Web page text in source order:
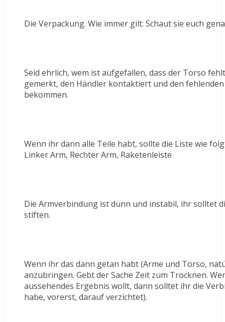
Die Verpackung. Wie immer gilt: Schaut sie euch
Seid ehrlich, wem ist aufgefallen, dass der Torso
gemerkt, den Händler kontaktiert und den
bekommen.
Wenn ihr dann alle Teile habt, sollte die Liste wie
Linker Arm, Rechter Arm, Raketenleiste
Die Armverbindung ist dünn und instabil, ihr solltet
stiften.
Wenn ihr das dann getan habt (Arme und Torso,
anzubringen. Gebt der Sache Zeit zum Trocknen.
aussehendes Ergebnis wollt, dann solltet ihr die
habe, vorerst, darauf verzichtet).